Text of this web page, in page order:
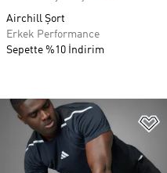
Airchill Şort
Erkek Performance
Sepette %10 İndirim